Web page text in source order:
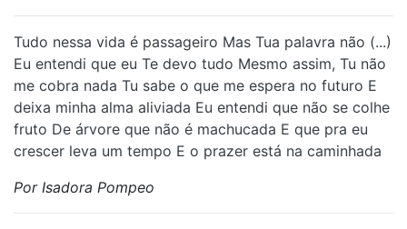
Tudo nessa vida é passageiro Mas Tua palavra não (...)
Eu entendi que eu Te devo tudo Mesmo assim, Tu não
me cobra nada Tu sabe o que me espera no futuro E
deixa minha alma aliviada Eu entendi que não se colhe
fruto De árvore que não é machucada E que pra eu
crescer leva um tempo E o prazer está na caminhada
Por Isadora Pompeo